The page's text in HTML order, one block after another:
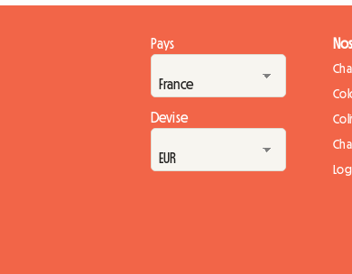
Pays
Devise